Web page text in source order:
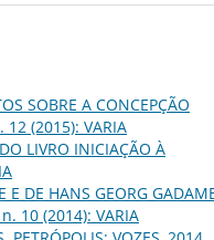
SOBRE A CONCEPÇÃO
(2015): VARIA
LIVRO INICIAÇÃO À
E DE HANS GEORG
10 (2014): VARIA